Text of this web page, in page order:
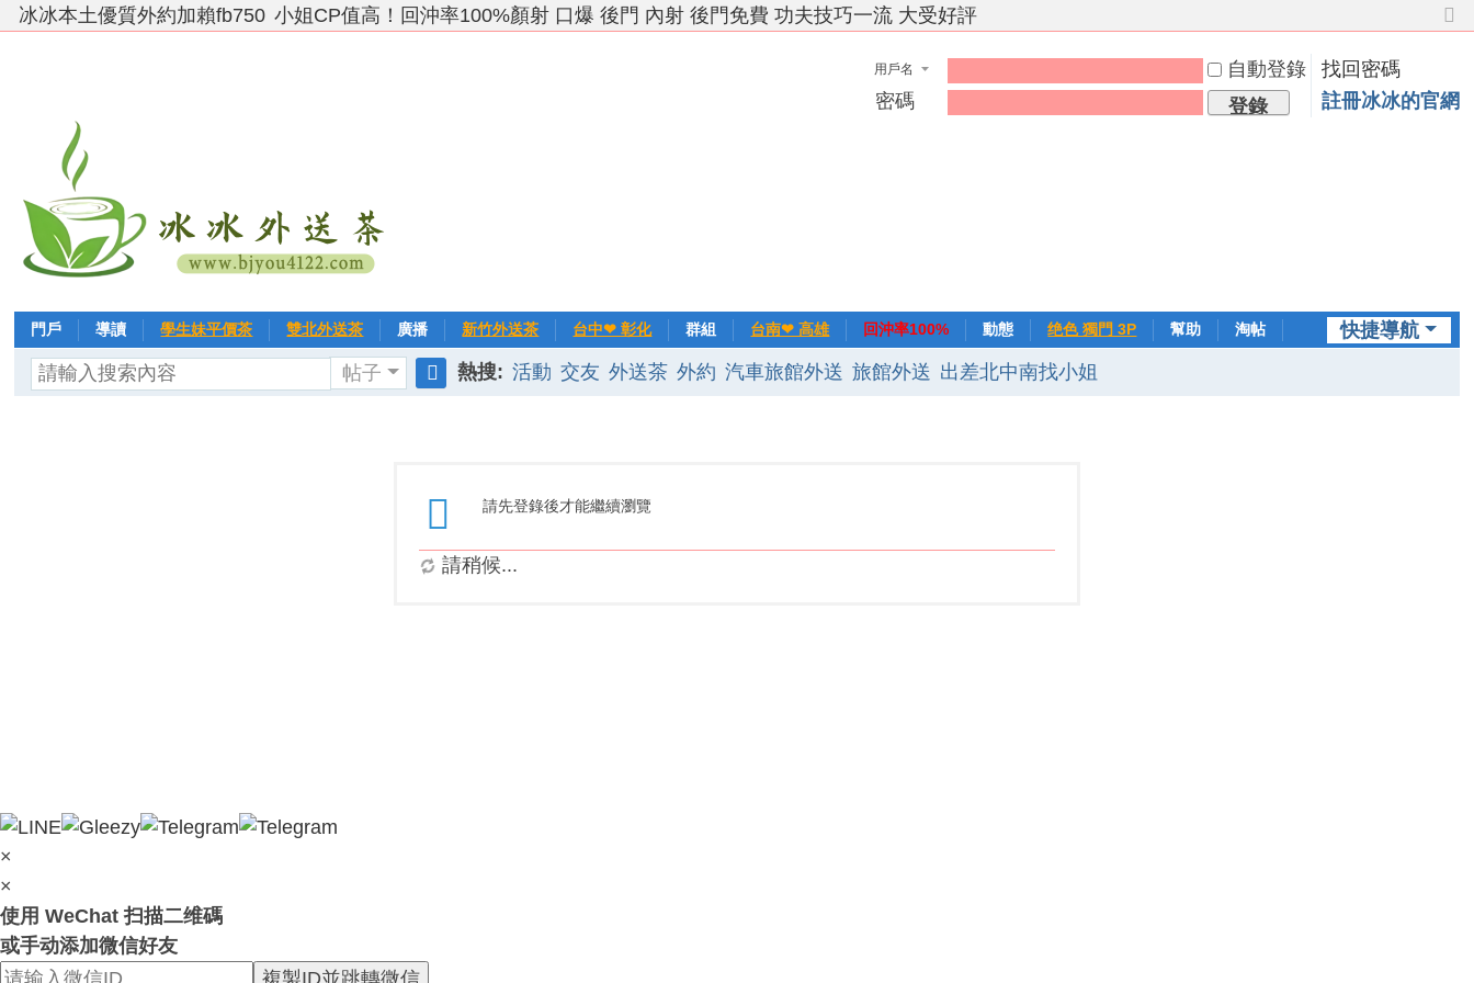
冰冰本土優質外約加賴fb750 小姐CP值高！回沖率100%顏射 口爆 後門 內射 後門免費 功夫技巧一流 大受好評
切
窄
版
用戶名 自動登錄
找回密碼
密碼
登錄 註冊冰冰的官網
快捷導航
門戶 導讀 學生妹平價茶 雙北外送茶 廣播 新竹外送茶 台中❤ 彰化 群組 台南❤ 高雄 回沖率100% 動態 绝色 獨門 3P 幫助
淘帖
帖子
熱搜: 活動 交友 外送茶 外約 汽車旅館外送 旅館外送 出差北中南找小姐
請先登錄後才能繼續瀏覽
請稍候...
×
×
使用 WeChat 扫描二维碼
或手动添加微信好友
複製ID並跳轉微信